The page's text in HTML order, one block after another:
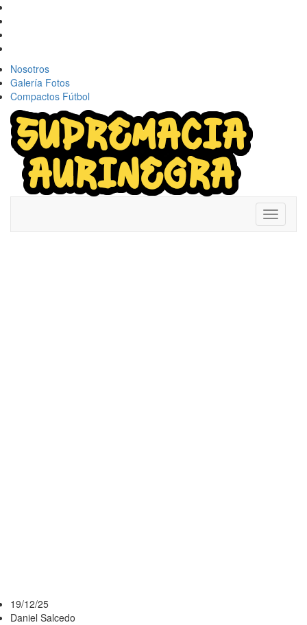
Nosotros
Galería Fotos
Compactos Fútbol
Toggle
19/12/25
Daniel Salcedo